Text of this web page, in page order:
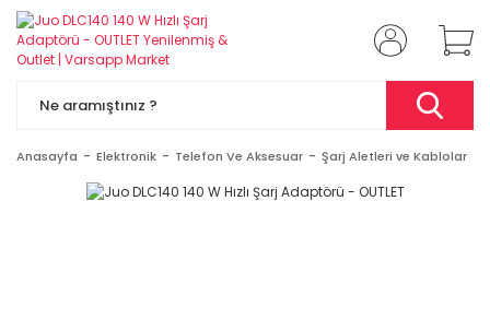
Anasayfa Elektronik Telefon Ve Aksesuar Şarj Aletleri ve Kablolar